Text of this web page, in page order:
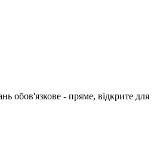
обов'язкове - пряме, відкрите для